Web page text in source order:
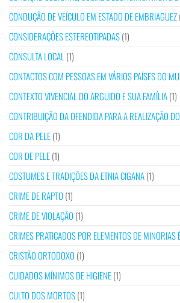
CONDUÇÃO DE VEÍCULO EM ESTADO DE EMBRIAGUEZ
CONSIDERAÇÕES ESTEREOTIPADAS(1)
CONSULTA LOCAL (1)
CONTACTOS COM PESSOAS EM VÁRIOS PAÍSES DO
CONTEXTO VIVENCIAL DO ARGUIDO E SUA FAMÍLIA(1)
CONTRIBUIÇÃO DA OFENDIDA PARA A REALIZAÇÃO
COR DA PELE(1)
COR DE PELE(1)
COSTUMES E TRADIÇÕES DA ETNIA CIGANA(1)
CRIME DE RAPTO (1)
CRIME DE VIOLAÇÃO (1)
CRIMES PRATICADOS POR ELEMENTOS DE MINORIAS
CRISTÃO ORTODOXO (1)
CUIDADOS MÍNIMOS DE HIGIENE(1)
CULTO DOS MORTOS(1)